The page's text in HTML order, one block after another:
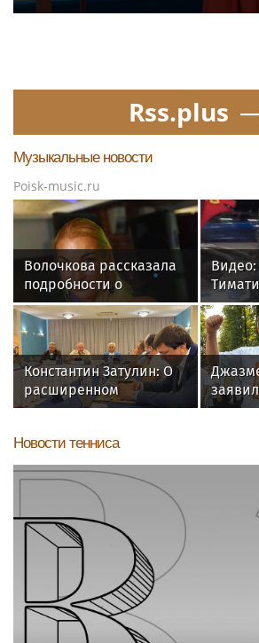
Rss.plus
Музыкальные новости
Poisk-music.ru
Волочкова рассказала
подробности о
затопленной квартире,
подаренной
Керимовым
Видео:
F40 за
рублей
Константин Затулин: О
расширенном
заседании Совета
российско-армянского
«Лазаревского клуба»
Новости тенниса